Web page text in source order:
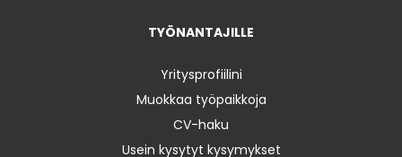
TYÖNANTAJILLE
Yritysprofiilini
Muokkaa työpaikkoja
CV-haku
Usein kysytyt kysymykset